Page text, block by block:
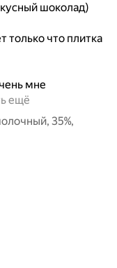
шоколад)
что плитка
мне
ещё
35%,